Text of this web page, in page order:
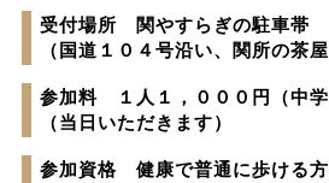
受付場所 関やすらぎの駐車帯
（国道１０４号沿い、関所の茶屋
参加料 １人１，０００円（中学
（当日いただきます）
参加資格 健康で普通に歩ける